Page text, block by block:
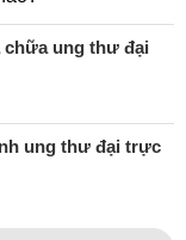
chữa ung thư đại
ung thư đại trực